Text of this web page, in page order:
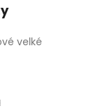
velké